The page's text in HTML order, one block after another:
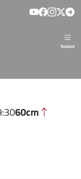
Sezioni
60cm